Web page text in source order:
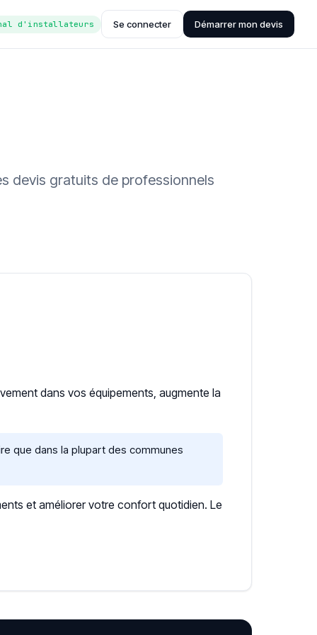
d'installateurs Se connecter Démarrer mon devis
devis gratuits de professionnels
dans vos équipements, augmente la
que dans la plupart des communes
et améliorer votre confort quotidien. Le